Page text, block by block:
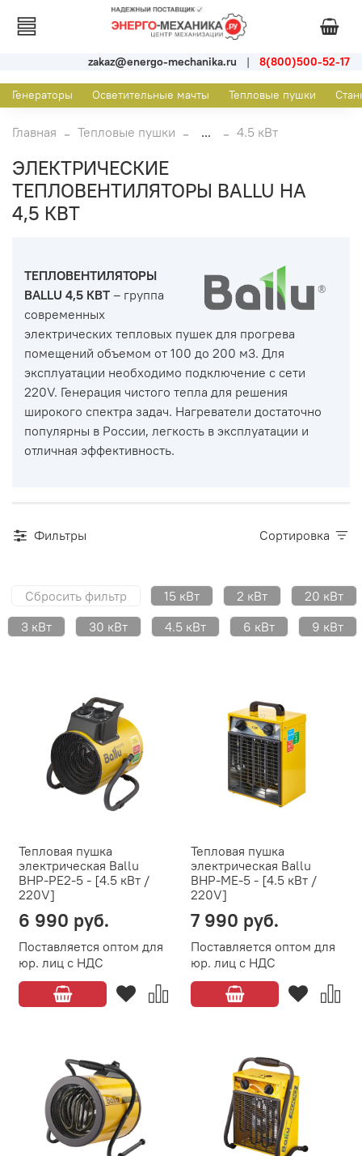
zakaz@energo-mechanika.ru | 8(800)500-52-17
Генераторы Осветительные мачты Тепловые пушки
Главная Тепловые пушки ... 4.5 кВт
ЭЛЕКТРИЧЕСКИЕ
ТЕПЛОВЕНТИЛЯТОРЫ BALLU НА
4,5 КВТ
ТЕПЛОВЕНТИЛЯТОРЫ
BALLU 4,5 КВТ – группа
современных
электрических тепловых пушек для прогрева
помещений объемом от 100 до 200 м3. Для
эксплуатации необходимо подключение с сети
220V. Генерация чистого тепла для решения
широкого спектра задач. Нагреватели достаточно
популярны в России, легкость в эксплуатации и
отличная эффективность.
Фильтры Сортировка
Сбросить фильтр 15 кВт 2 кВт
20 кВт
3 кВт
30 кВт 4.5 кВт 6 кВт 9 кВт
Тепловая пушка
электрическая Ballu
BHP-PE2-5 - [4.5 кВт /
220V]
Поставляется оптом для
юр. лиц с НДС
6 990 руб.
Тепловая пушка
электрическая Ballu
BHP-ME-5 - [4.5 кВт /
220V]
Поставляется оптом для
юр. лиц с НДС
7 990 руб.